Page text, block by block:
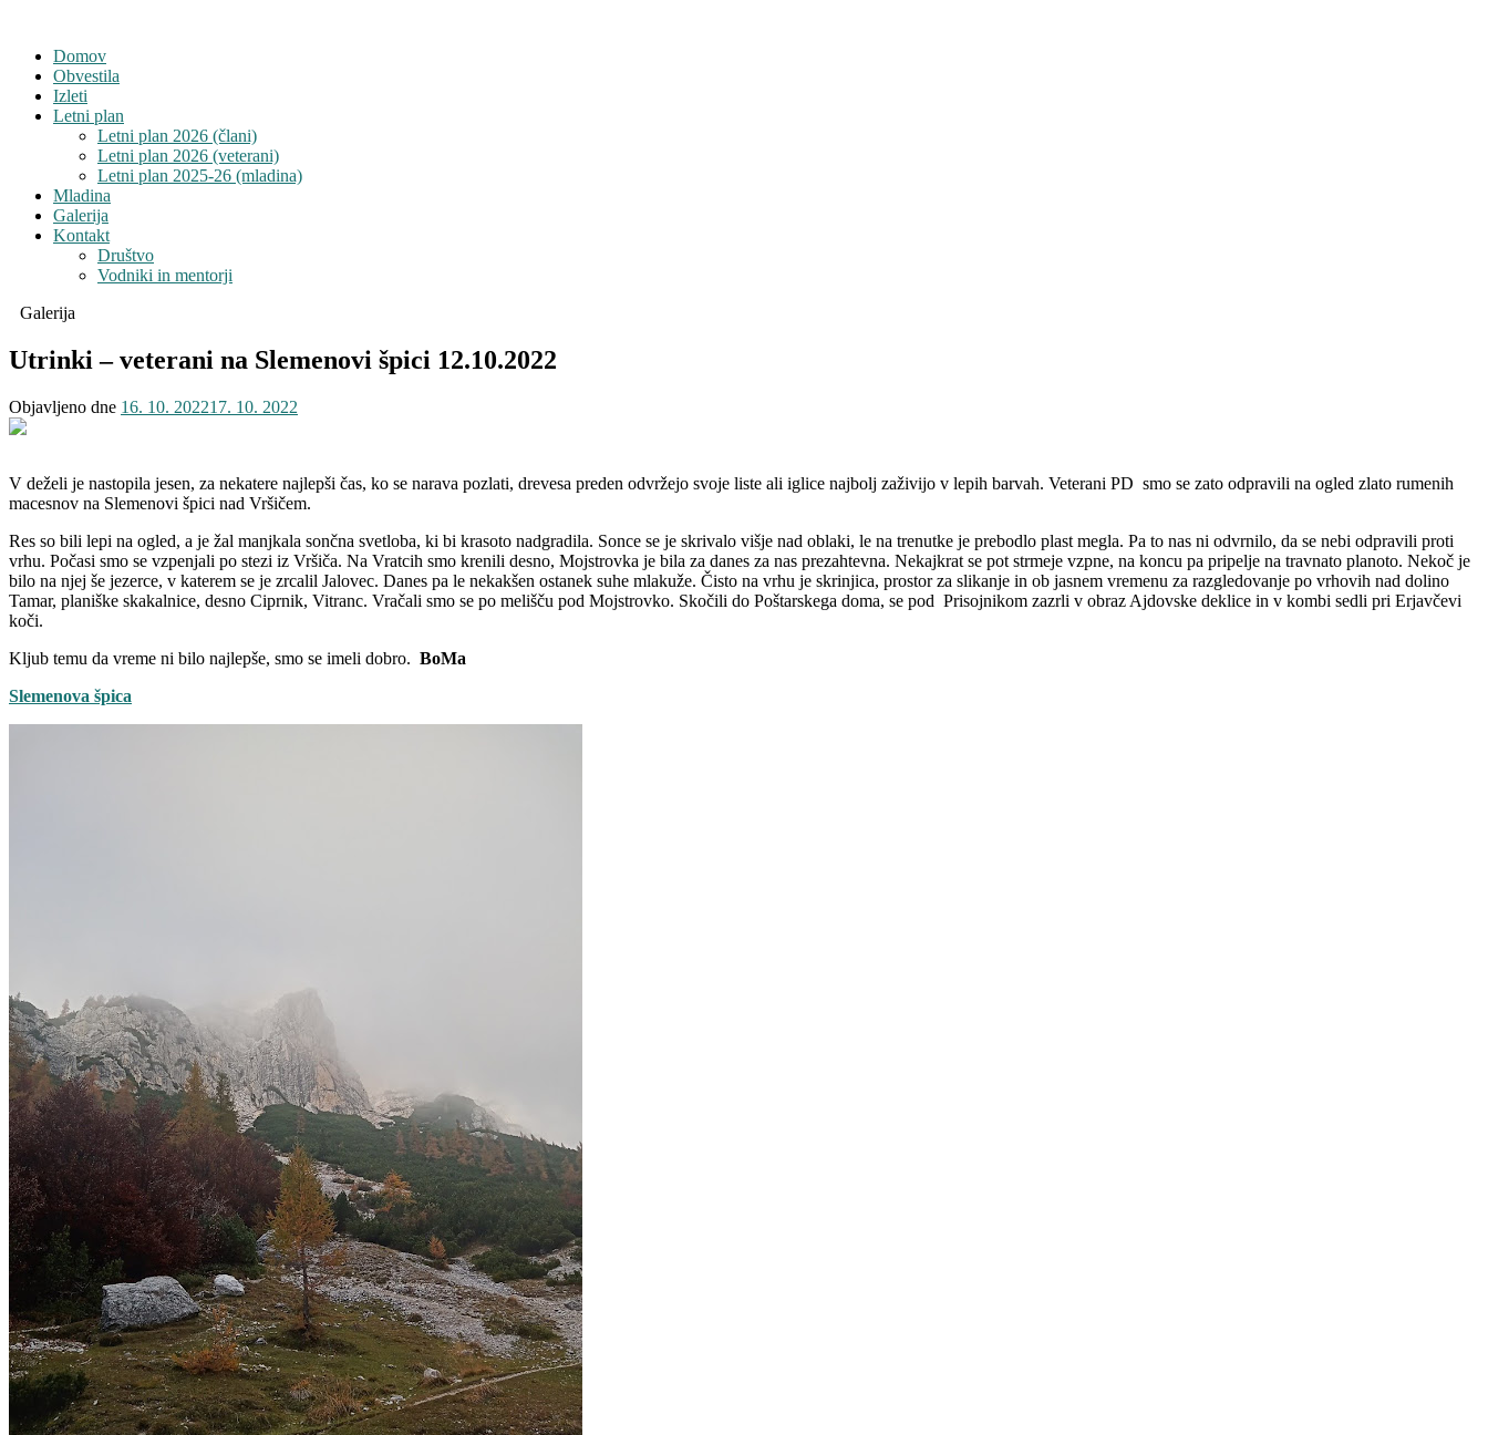
Domov
Obvestila
Izleti
Letni plan
Letni plan 2026 (člani)
Letni plan 2026 (veterani)
Letni plan 2025-26 (mladina)
Mladina
Galerija
Kontakt
Društvo
Vodniki in mentorji
Galerija
Utrinki – veterani na Slemenovi špici 12.10.2022
Objavljeno dne 16. 10. 202217. 10. 2022
V deželi je nastopila jesen, za nekatere najlepši čas, ko se narava pozlati, drevesa preden odvržejo svoje liste ali iglice najbolj zaživijo v lepih barvah. Veterani PD smo se zato odpravili na ogled zlato rumenih
macesnov na Slemenovi špici nad Vršičem.
Res so bili lepi na ogled, a je žal manjkala sončna svetloba, ki bi krasoto nadgradila. Sonce se je skrivalo višje nad oblaki, le na trenutke je prebodlo plast megla. Pa to nas ni odvrnilo, da se nebi odpravili proti
vrhu. Počasi smo se vzpenjali po stezi iz Vršiča. Na Vratcih smo krenili desno, Mojstrovka je bila za danes za nas prezahtevna. Nekajkrat se pot strmeje vzpne, na koncu pa pripelje na travnato planoto. Nekoč je
bilo na njej še jezerce, v katerem se je zrcalil Jalovec. Danes pa le nekakšen ostanek suhe mlakuže. Čisto na vrhu je skrinjica, prostor za slikanje in ob jasnem vremenu za razgledovanje po vrhovih nad dolino
Tamar, planiške skakalnice, desno Ciprnik, Vitranc. Vračali smo se po melišču pod Mojstrovko. Skočili do Poštarskega doma, se pod Prisojnikom zazrli v obraz Ajdovske deklice in v kombi sedli pri Erjavčevi
koči.
Kljub temu da vreme ni bilo najlepše, smo se imeli dobro. BoMa
Slemenova špica